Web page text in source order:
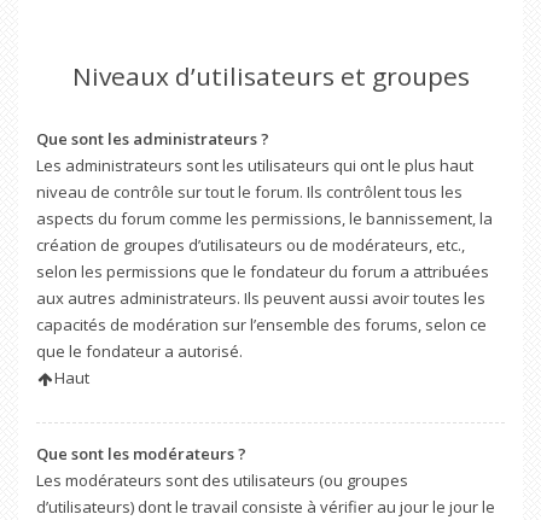
Niveaux d’utilisateurs et groupes
Que sont les administrateurs ?
Les administrateurs sont les utilisateurs qui ont le plus haut
niveau de contrôle sur tout le forum. Ils contrôlent tous les
aspects du forum comme les permissions, le bannissement, la
création de groupes d’utilisateurs ou de modérateurs, etc.,
selon les permissions que le fondateur du forum a attribuées
aux autres administrateurs. Ils peuvent aussi avoir toutes les
capacités de modération sur l’ensemble des forums, selon ce
que le fondateur a autorisé.
Haut
Que sont les modérateurs ?
Les modérateurs sont des utilisateurs (ou groupes
d’utilisateurs) dont le travail consiste à vérifier au jour le jour le